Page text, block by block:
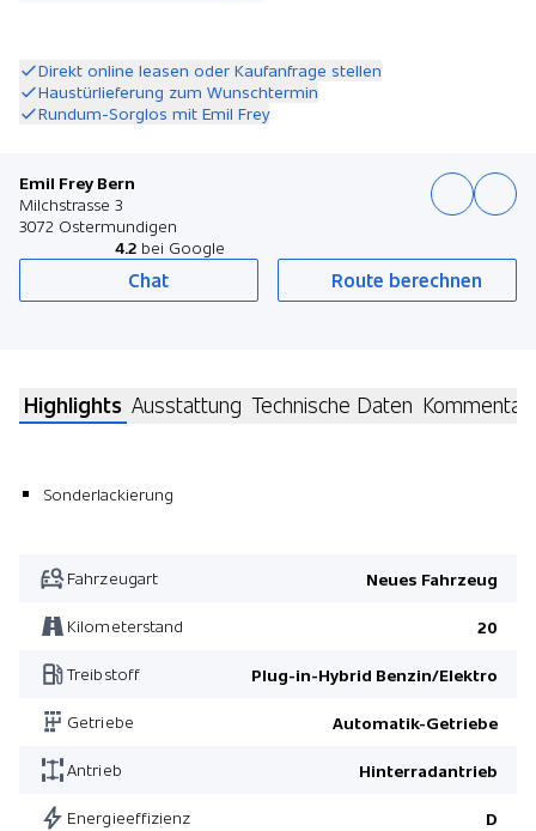
Direkt online leasen oder Kaufanfrage stellen
Haustürlieferung zum Wunschtermin
Rundum-Sorglos mit Emil Frey
Emil Frey Bern
Milchstrasse 3
3072 Ostermundigen
4.2 bei Google
Chat Route berechnen
Highlights Ausstattung Technische Daten Kommentar
Sonderlackierung
Fahrzeugart Neues Fahrzeug
Kilometerstand 20
Treibstoff Plug-in-Hybrid Benzin/Elektro
Getriebe Automatik-Getriebe
Antrieb Hinterradantrieb
Energieeffizienz D